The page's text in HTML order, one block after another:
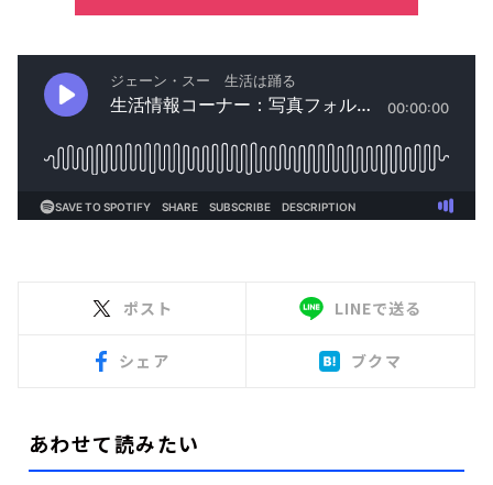
ポスト LINEで送る
シェア ブクマ
あわせて読みたい